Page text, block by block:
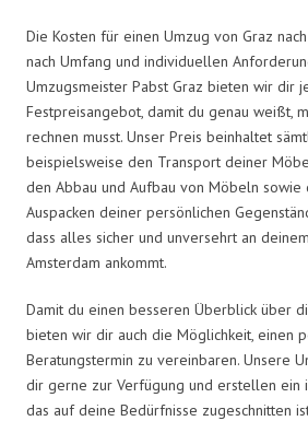
Die Kosten für einen Umzug von Graz
nach Umfang und individuellen
Umzugsmeister Pabst Graz bieten wir dir
Festpreisangebot, damit du genau weißt,
rechnen musst. Unser Preis beinhaltet
beispielsweise den Transport deiner
den Abbau und Aufbau von Möbeln sowie
Auspacken deiner persönlichen
dass alles sicher und unversehrt an
Amsterdam ankommt.
Damit du einen besseren Überblick über
bieten wir dir auch die Möglichkeit, einen
Beratungstermin zu vereinbaren. Unsere
dir gerne zur Verfügung und erstellen ein
das auf deine Bedürfnisse zugeschnitten